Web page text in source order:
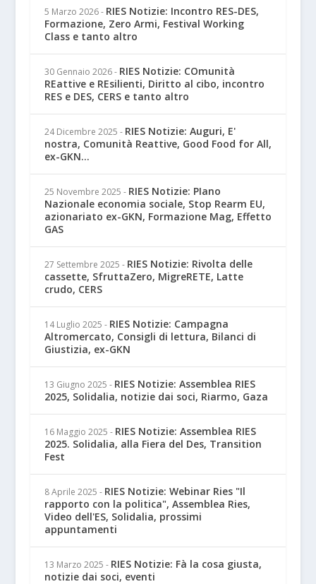
5 Marzo 2026 - RIES Notizie: Incontro RES-DES,
Formazione, Zero Armi, Festival Working
Class e tanto altro
30 Gennaio 2026 - RIES Notizie: COmunità
REattive e REsilienti, Diritto al cibo, incontro
RES e DES, CERS e tanto altro
24 Dicembre 2025 - RIES Notizie: Auguri, E'
nostra, Comunità Reattive, Good Food for All,
ex-GKN...
25 Novembre 2025 - RIES Notizie: PIano
Nazionale economia sociale, Stop Rearm EU,
azionariato ex-GKN, Formazione Mag, Effetto
GAS
27 Settembre 2025 - RIES Notizie: Rivolta delle
cassette, SfruttaZero, MigreRETE, Latte
crudo, CERS
14 Luglio 2025 - RIES Notizie: Campagna
Altromercato, Consigli di lettura, Bilanci di
Giustizia, ex-GKN
13 Giugno 2025 - RIES Notizie: Assemblea RIES
2025, Solidalia, notizie dai soci, Riarmo, Gaza
16 Maggio 2025 - RIES Notizie: Assemblea RIES
2025. Solidalia, alla Fiera del Des, Transition
Fest
8 Aprile 2025 - RIES Notizie: Webinar Ries "Il
rapporto con la politica", Assemblea Ries,
Video dell'ES, Solidalia, prossimi
appuntamenti
13 Marzo 2025 - RIES Notizie: Fà la cosa giusta,
notizie dai soci, eventi